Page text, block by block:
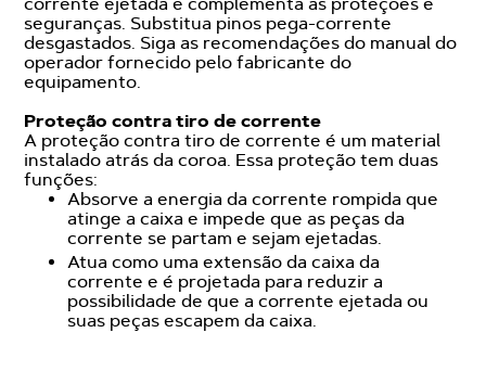
corrente ejetada e complementa as proteções e
seguranças. Substitua pinos pega-corrente
desgastados. Siga as recomendações do manual do
operador fornecido pelo fabricante do
equipamento.
Proteção contra tiro de corrente
A proteção contra tiro de corrente é um material
instalado atrás da coroa. Essa proteção tem duas
funções:
Absorve a energia da corrente rompida que
atinge a caixa e impede que as peças da
corrente se partam e sejam ejetadas.
Atua como uma extensão da caixa da
corrente e é projetada para reduzir a
possibilidade de que a corrente ejetada ou
suas peças escapem da caixa.